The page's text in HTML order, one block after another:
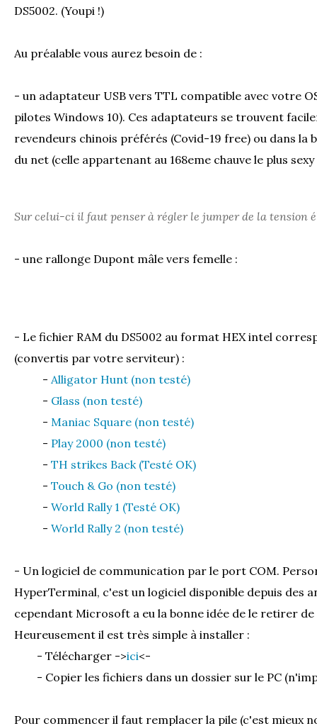
DS5002. (Youpi !)
Au préalable vous aurez besoin de :
- un adaptateur USB vers TTL compatible avec votre
pilotes Windows 10). Ces adaptateurs se trouvent
revendeurs chinois préférés (Covid-19 free) ou dans la
du net (celle appartenant au 168eme chauve le plus
Sur celui-ci il faut penser à régler le jumper de la tension
- une rallonge Dupont mâle vers femelle :
- Le fichier RAM du DS5002 au format HEX intel
(convertis par votre serviteur) :
- Alligator Hunt (non testé)
- Glass (non testé)
- Maniac Square (non testé)
- Play 2000 (non testé)
- TH strikes Back (Testé OK)
- Touch & Go (non testé)
- World Rally 1 (Testé OK)
- World Rally 2 (non testé)
- Un logiciel de communication par le port COM.
HyperTerminal, c'est un logiciel disponible depuis des
cependant Microsoft a eu la bonne idée de le retirer de
Heureusement il est très simple à installer :
- Télécharger ->ici<-
- Copier les fichiers dans un dossier sur le PC
Pour commencer il faut remplacer la pile (c'est mieux